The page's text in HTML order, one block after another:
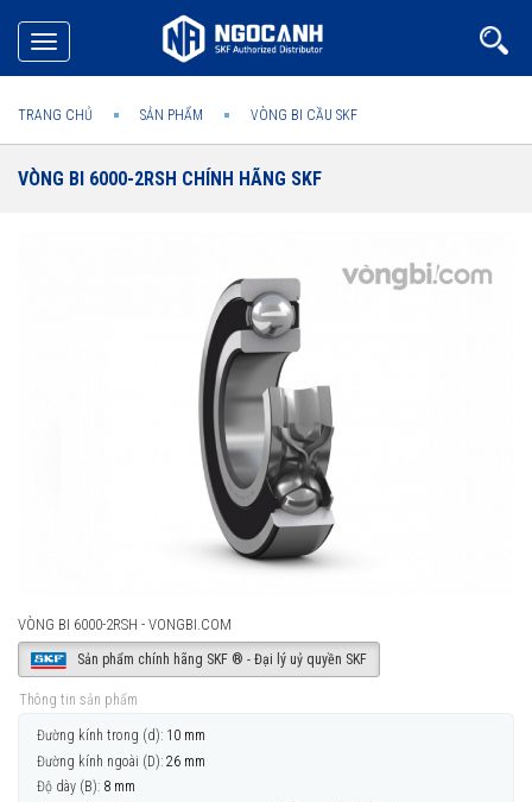
Toggle
navigation
TRANG CHỦ SẢN PHẨM VÒNG BI CẦU SKF
VÒNG BI 6000-2RSH CHÍNH HÃNG SKF
VÒNG BI 6000-2RSH - VONGBI.COM
Sản phẩm chính hãng SKF ® - Đại lý uỷ quyền SKF
Thông tin sản phẩm
Đường kính trong (d): 10 mm
Đường kính ngoài (D): 26 mm
Độ dày (B): 8 mm